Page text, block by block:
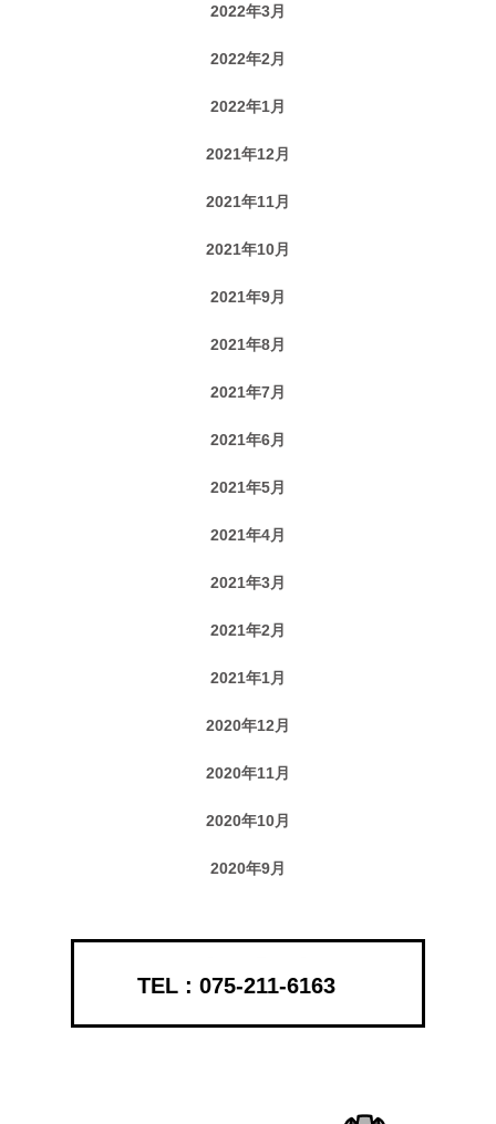
2022年3月
2022年2月
2022年1月
2021年12月
2021年11月
2021年10月
2021年9月
2021年8月
2021年7月
2021年6月
2021年5月
2021年4月
2021年3月
2021年2月
2021年1月
2020年12月
2020年11月
2020年10月
2020年9月
075-211-6163